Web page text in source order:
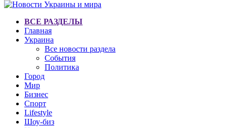
ВСЕ РАЗДЕЛЫ
Главная
Украина
Все новости раздела
События
Политика
Город
Мир
Бизнес
Спорт
Lifestyle
Шоу-биз